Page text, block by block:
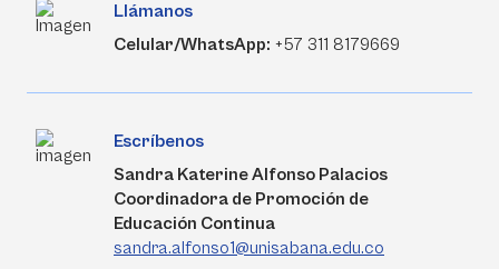
Llámanos
Celular/WhatsApp: +57 311 8179669
Escríbenos
Sandra Katerine Alfonso Palacios
Coordinadora de Promoción de
Educación Continua
sandra.alfonso1@unisabana.edu.co